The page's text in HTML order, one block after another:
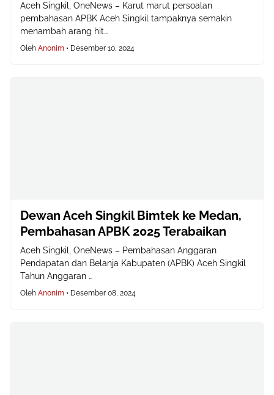
Aceh Singkil, OneNews – Karut marut persoalan
pembahasan APBK Aceh Singkil tampaknya semakin
menambah arang hit…
Oleh Anonim • Desember 10, 2024
Dewan Aceh Singkil Bimtek ke Medan,
Pembahasan APBK 2025 Terabaikan
Aceh Singkil, OneNews – Pembahasan Anggaran
Pendapatan dan Belanja Kabupaten (APBK) Aceh Singkil
Tahun Anggaran …
Oleh Anonim • Desember 08, 2024